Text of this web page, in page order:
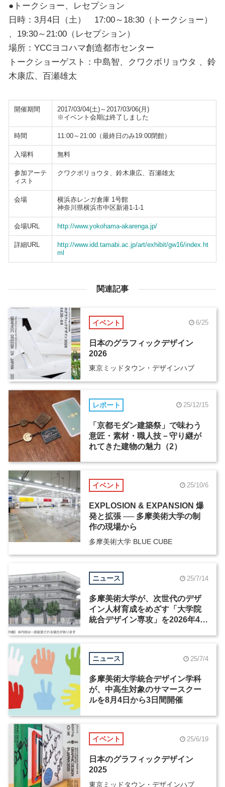
●トークショー、レセプション
日時：3月4日（土） 17:00～18:30（トークショー）
、19:30～21:00（レセプション）
場所：YCCヨコハマ創造都市センター
トークショーゲスト：中島智、クワクボリョウタ 、鈴
木康広、百瀬雄太
開催期間
2017/03/04(土)～2017/03/06(月)
※イベント会期は終了しました
時間 11:00～21:00（最終日のみ19:00閉館）
入場料 無料
参加アーテ
ィスト
クワクボリョウタ、鈴木康広、百瀬雄太
会場
横浜赤レンガ倉庫 1号館
神奈川県横浜市中区新港1-1-1
会場URL http://www.yokohama-akarenga.jp/
詳細URL
http://www.idd.tamabi.ac.jp/art/exhibit/gw16/index.ht
ml
関連記事
イベント 6/25
日本のグラフィックデザイン
2026
東京ミッドタウン・デザインハブ
レポート 25/12/15
「京都モダン建築祭」で味わう
意匠・素材・職人技－守り継が
れてきた建物の魅力（2）
イベント 25/10/6
EXPLOSION & EXPANSION 爆
発と拡張 ── 多摩美術大学の制
作の現場から
多摩美術大学 BLUE CUBE
ニュース 25/7/14
多摩美術大学が、次世代のデザ
イン人材育成をめざす「大学院
統合デザイン専攻」を2026年4月
ニュース 25/7/4
多摩美術大学統合デザイン学科
が、中高生対象のサマースクー
ルを8月4日から3日間開催
イベント 25/6/19
日本のグラフィックデザイン
2025
東京ミッドタウン・デザインハブ